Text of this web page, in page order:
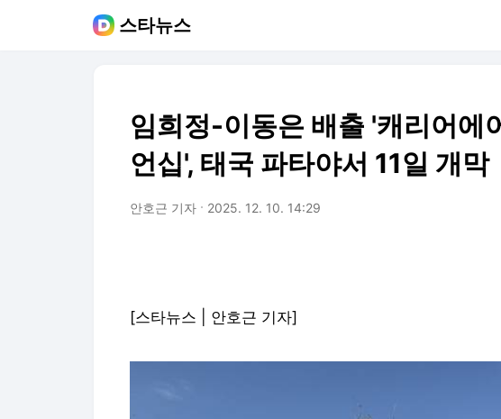
스타뉴스
임희정-이동은 배출 '캐리어에
언십', 태국 파타야서 11일 개막
안호근 기자 2025. 12. 10. 14:29
[스타뉴스 | 안호근 기자]